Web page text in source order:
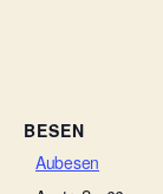
BESEN
Aubesen